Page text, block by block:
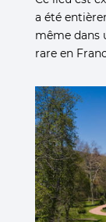
a été
même dans
rare en